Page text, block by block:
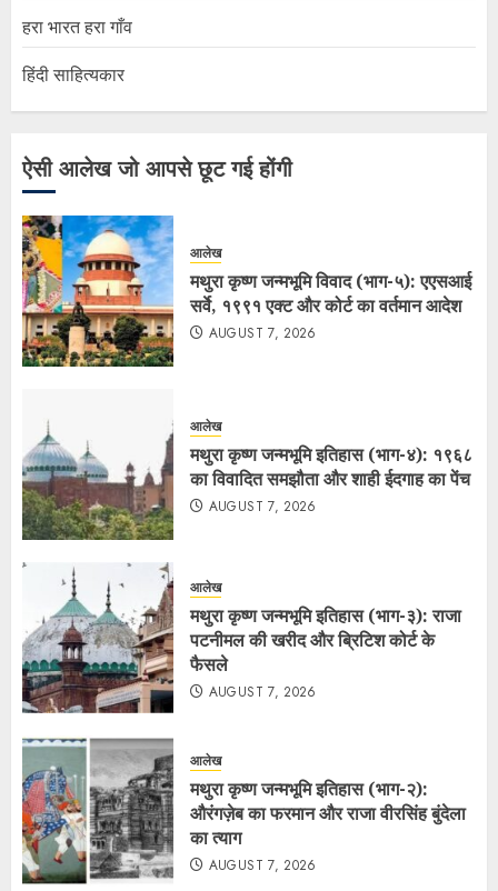
हरा भारत हरा गाँव
हिंदी साहित्यकार
ऐसी आलेख जो आपसे छूट गई होंगी
आलेख
मथुरा कृष्ण जन्मभूमि विवाद (भाग-५): एएसआई
सर्वे, १९९१ एक्ट और कोर्ट का वर्तमान आदेश
AUGUST 7, 2026
आलेख
मथुरा कृष्ण जन्मभूमि इतिहास (भाग-४): १९६८
का विवादित समझौता और शाही ईदगाह का पेंच
AUGUST 7, 2026
आलेख
मथुरा कृष्ण जन्मभूमि इतिहास (भाग-३): राजा
पटनीमल की खरीद और ब्रिटिश कोर्ट के
फैसले
AUGUST 7, 2026
आलेख
मथुरा कृष्ण जन्मभूमि इतिहास (भाग-२):
औरंगज़ेब का फरमान और राजा वीरसिंह बुंदेला
का त्याग
AUGUST 7, 2026